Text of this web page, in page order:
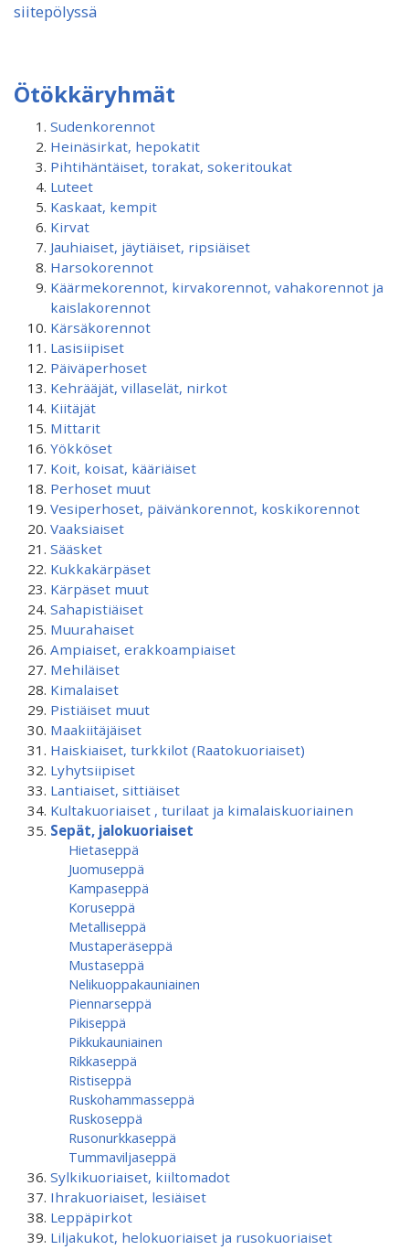
siitepölyssä
Ötökkäryhmät
Sudenkorennot
Heinäsirkat, hepokatit
Pihtihäntäiset, torakat, sokeritoukat
Luteet
Kaskaat, kempit
Kirvat
Jauhiaiset, jäytiäiset, ripsiäiset
Harsokorennot
Käärmekorennot, kirvakorennot, vahakorennot ja
kaislakorennot
Kärsäkorennot
Lasisiipiset
Päiväperhoset
Kehrääjät, villaselät, nirkot
Kiitäjät
Mittarit
Yökköset
Koit, koisat, kääriäiset
Perhoset muut
Vesiperhoset, päivänkorennot, koskikorennot
Vaaksiaiset
Sääsket
Kukkakärpäset
Kärpäset muut
Sahapistiäiset
Muurahaiset
Ampiaiset, erakkoampiaiset
Mehiläiset
Kimalaiset
Pistiäiset muut
Maakiitäjäiset
Haiskiaiset, turkkilot (Raatokuoriaiset)
Lyhytsiipiset
Lantiaiset, sittiäiset
Kultakuoriaiset , turilaat ja kimalaiskuoriainen
Sepät, jalokuoriaiset
Hietaseppä
Juomuseppä
Kampaseppä
Koruseppä
Metalliseppä
Mustaperäseppä
Mustaseppä
Nelikuoppakauniainen
Piennarseppä
Pikiseppä
Pikkukauniainen
Rikkaseppä
Ristiseppä
Ruskohammasseppä
Ruskoseppä
Rusonurkkaseppä
Tummaviljaseppä
Sylkikuoriaiset, kiiltomadot
Ihrakuoriaiset, lesiäiset
Leppäpirkot
Liljakukot, helokuoriaiset ja rusokuoriaiset